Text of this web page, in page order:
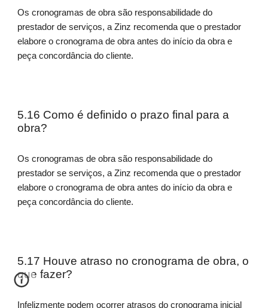
Os cronogramas de obra são responsabilidade do
prestador de serviços, a Zinz recomenda que o prestador
elabore o cronograma de obra antes do início da obra e
peça concordância do cliente.
5.16 Como é definido o prazo final para a
obra?
Os cronogramas de obra são responsabilidade do
prestador se serviços, a Zinz recomenda que o prestador
elabore o cronograma de obra antes do início da obra e
peça concordância do cliente.
5.17 Houve atraso no cronograma de obra, o
que fazer?
Infelizmente podem ocorrer atrasos do cronograma inicial